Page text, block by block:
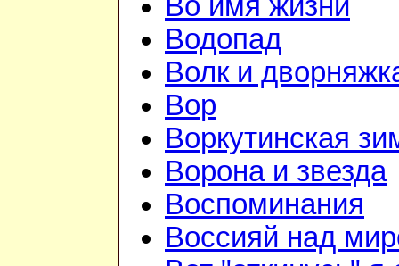
Во имя жизни
Водопад
Волк и
Вор
Воркутинская
Ворона и звезда
Воспоминания
Воссияй над